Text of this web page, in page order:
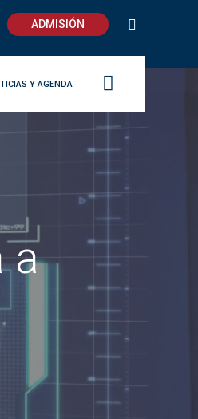
ADMISIÓN
Y AGENDA
a